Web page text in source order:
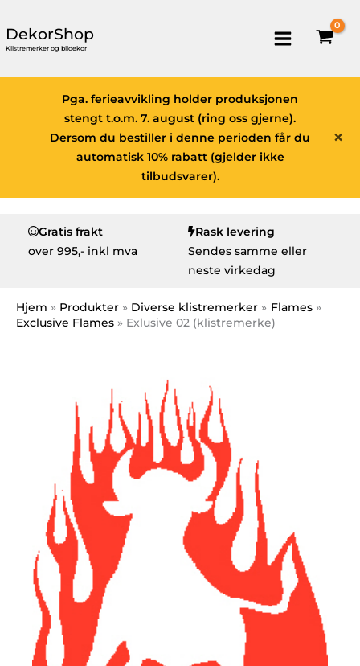
DekorShop
Klistremerker og bildekor
×
Pga. ferieavvikling holder produksjonen
stengt t.o.m. 7. august (ring oss gjerne).
Dersom du bestiller i denne perioden får du
automatisk 10% rabatt (gjelder ikke
tilbudsvarer).
Gratis frakt
over 995,- inkl mva
Rask levering
Sendes samme eller
neste virkedag
Hjem Produkter Diverse klistremerker
Flames
Exclusive Flames
Exlusive 02 (klistremerke)